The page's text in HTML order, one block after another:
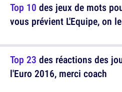
Top 23 des réactions des
l'Euro 2016, merci coach
Top 10 des jeux de mots
vous prévient L'Equipe, on